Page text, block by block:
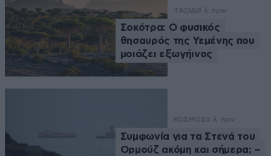
ΤΑΞΙΔΙ3 λ. πριν
Σοκότρα: Ο φυσικός
θησαυρός της Υεμένης που
μοιάζει εξωγήινος
ΚΟΣΜΟΣ4 λ. πριν
Συμφωνία για τα Στενά του
Ορμούζ ακόμη και σήμερα; –